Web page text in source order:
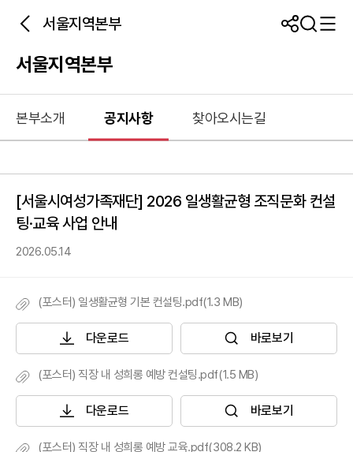
서울지역본부
서울지역본부
본부소개 공지사항 찾아오시는길
[서울시여성가족재단] 2026 일생활균형 조직문화 컨설
팅·교육 사업 안내
2026.05.14
(포스터) 일생활균형 기본 컨설팅.pdf(1.3 MB)
다운로드 바로보기
(포스터) 직장 내 성희롱 예방 컨설팅.pdf(1.5 MB)
다운로드 바로보기
(포스터) 직장 내 성희롱 예방 교육.pdf(308.2 KB)